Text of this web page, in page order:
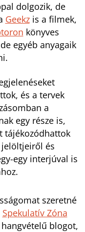
dolgozik, de
Geekzis a filmek,
könyves
egyéb anyagaik
és a tervek
a
egy része is,
tájékozódhattok
és
egy interjúval is
szeretné
Spekulatív Zóna
blogot,